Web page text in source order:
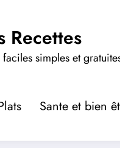
Recettes
simples et
Sante et bien